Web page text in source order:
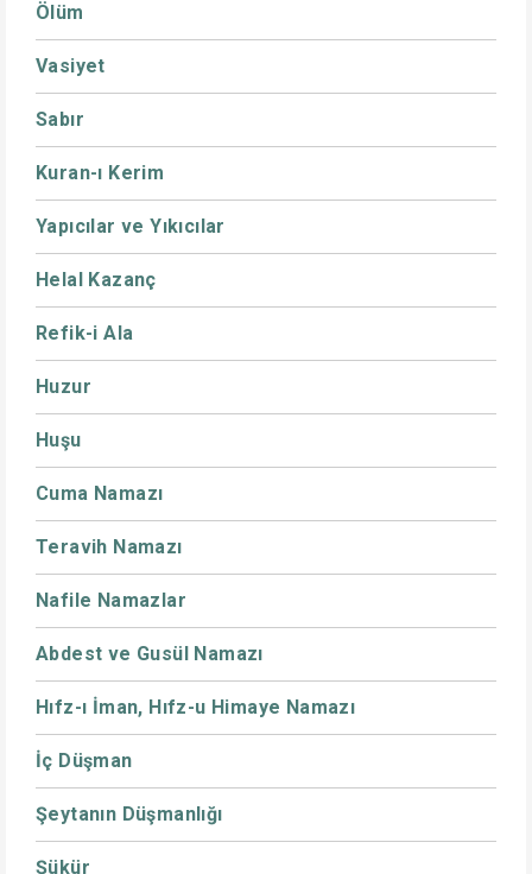
Ölüm
Vasiyet
Sabır
Kuran-ı Kerim
Yapıcılar ve Yıkıcılar
Helal Kazanç
Refik-i Ala
Huzur
Huşu
Cuma Namazı
Teravih Namazı
Nafile Namazlar
Abdest ve Gusül Namazı
Hıfz-ı İman, Hıfz-u Himaye Namazı
İç Düşman
Şeytanın Düşmanlığı
Şükür